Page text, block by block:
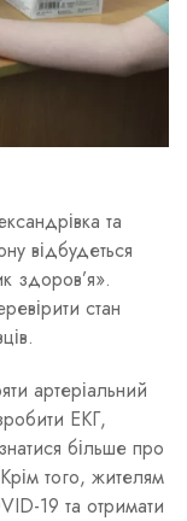
та
відбудеться
здоров’я».
стан
артеріальний
ЕКГ,
більше про
того, жителям
19 та отримати